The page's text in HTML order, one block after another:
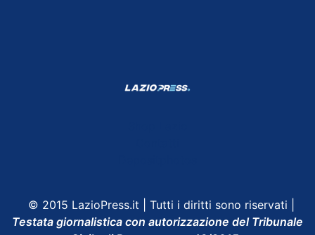
© 2015 LazioPress.it | Tutti i diritti sono riservati |
Testata giornalistica con autorizzazione del Tribunale